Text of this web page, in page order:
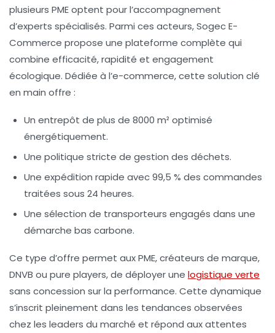
plusieurs PME optent pour l’accompagnement
d’experts spécialisés. Parmi ces acteurs, Sogec E-
Commerce propose une plateforme complète qui
combine efficacité, rapidité et engagement
écologique. Dédiée à l’e-commerce, cette solution clé
en main offre :
Un entrepôt de plus de 8000 m² optimisé
énergétiquement.
Une politique stricte de gestion des déchets.
Une expédition rapide avec 99,5 % des commandes
traitées sous 24 heures.
Une sélection de transporteurs engagés dans une
démarche bas carbone.
Ce type d’offre permet aux PME, créateurs de marque,
DNVB ou pure players, de déployer une logistique verte
sans concession sur la performance. Cette dynamique
s’inscrit pleinement dans les tendances observées
chez les leaders du marché et répond aux attentes